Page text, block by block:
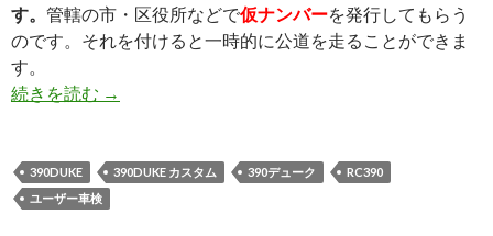
す。 管轄の市・区役所などで仮ナンバーを発行してもらう
のです。それを付けると一時的に公道を走ることができま
す。
続きを読む ユーザー車検体験記＜実践編・前＞
→
390DUKE 390DUKE カスタム 390デューク
RC390
ユーザー車検